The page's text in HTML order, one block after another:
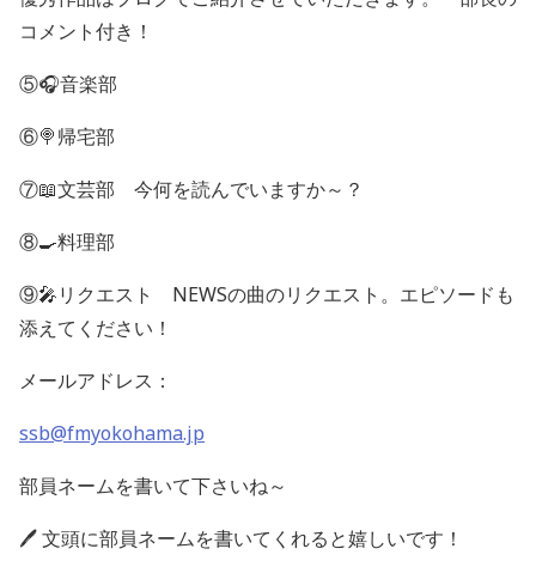
コメント付き！
⑤🎧音楽部
⑥🍭帰宅部
⑦📖文芸部 今何を読んでいますか～？
⑧🍳料理部
⑨🎤リクエスト NEWSの曲のリクエスト。エピソードも
添えてください！
メールアドレス：
ssb@fmyokohama.jp
部員ネームを書いて下さいね～
🖊️文頭に部員ネームを書いてくれると嬉しいです！